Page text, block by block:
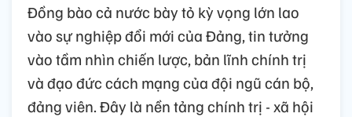
Đồng bào cả nước bày tỏ kỳ vọng lớn lao
vào sự nghiệp đổi mới của Đảng, tin tưởng
vào tầm nhìn chiến lược, bản lĩnh chính trị
và đạo đức cách mạng của đội ngũ cán bộ,
đảng viên. Đây là nền tảng chính trị - xã hội